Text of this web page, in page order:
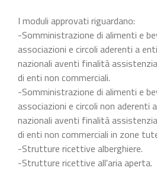
I moduli approvati riguardano:
-Somministrazione di alimenti e
associazioni e circoli aderenti a
nazionali aventi finalità
di enti non commerciali.
-Somministrazione di alimenti e
associazioni e circoli non aderenti
nazionali aventi finalità
di enti non commerciali in zone
-Strutture ricettive alberghiere.
-Strutture ricettive all'aria aperta.